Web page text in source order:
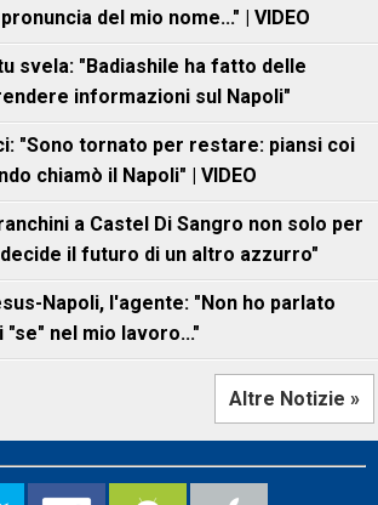
del mio nome..." | VIDEO
svela: "Badiashile ha fatto delle
informazioni sul Napoli"
"Sono tornato per restare: piansi coi
chiamò il Napoli" | VIDEO
a Castel Di Sangro non solo per
il futuro di un altro azzurro"
Napoli, l'agente: "Non ho parlato
"se" nel mio lavoro..."
Altre Notizie »